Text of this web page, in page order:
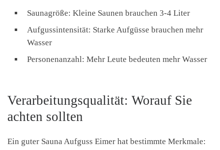
Saunagröße: Kleine Saunen brauchen 3-4 Liter
Aufgussintensität: Starke Aufgüsse brauchen mehr
Wasser
Personenanzahl: Mehr Leute bedeuten mehr Wasser
Verarbeitungsqualität: Worauf Sie
achten sollten
Ein guter Sauna Aufguss Eimer hat bestimmte Merkmale: